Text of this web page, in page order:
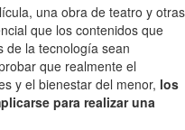
una obra de teatro y otras
que los contenidos que
de la tecnología sean
que realmente el
y el bienestar del menor, los
para realizar una